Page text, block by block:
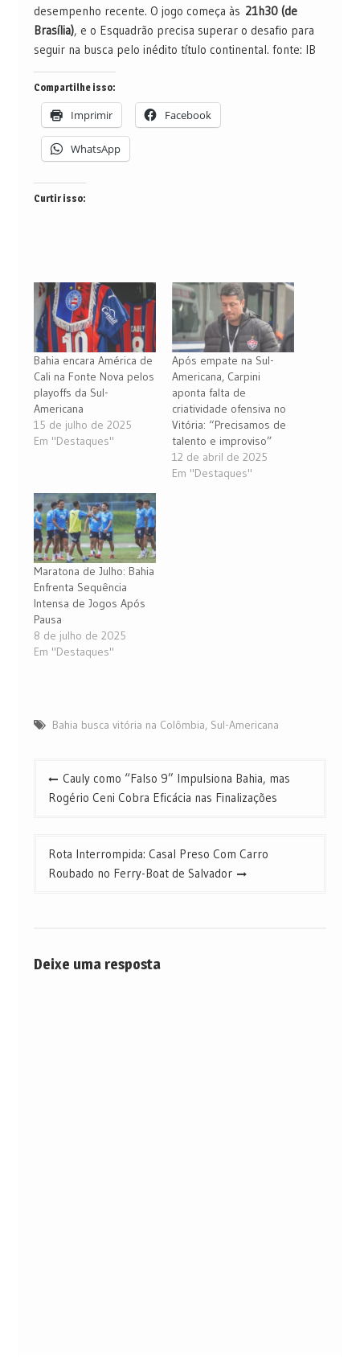
desempenho recente. O jogo começa às 21h30 (de
Brasília), e o Esquadrão precisa superar o desafio para
seguir na busca pelo inédito título continental. fonte: IB
Compartilhe isso:
Imprimir Facebook
WhatsApp
Curtir isso:
Bahia encara América de
Cali na Fonte Nova pelos
playoffs da Sul-
Americana
15 de julho de 2025
Em "Destaques"
Após empate na Sul-
Americana, Carpini
aponta falta de
criatividade ofensiva no
Vitória: “Precisamos de
talento e improviso”
12 de abril de 2025
Em "Destaques"
Maratona de Julho: Bahia
Enfrenta Sequência
Intensa de Jogos Após
Pausa
8 de julho de 2025
Em "Destaques"
Bahia busca vitória na Colômbia, Sul-Americana
Navegação
de
Cauly como “Falso 9” Impulsiona Bahia, mas
Rogério Ceni Cobra Eficácia nas Finalizações
Rota Interrompida: Casal Preso Com Carro
Roubado no Ferry-Boat de Salvador
Deixe uma resposta